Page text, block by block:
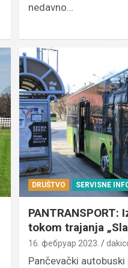
nedavno…
DRUŠTVO SERVISNE
tokom trajanja
16. фебруар 2023.
Pančevački